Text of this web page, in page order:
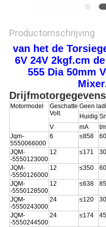
Productomschrijving
van het de
6V 24V 2kgf.cm
555 Dia 50mm
Motormodel
Geschatte
Volt.
Geen
Huidig
V
mA t/
Jqm-
5550066000
6 ≤858
JQM-
-5550123000
12 ≤171
JQM-
-5550126000
12 ≤350
JQM-
-5550128500
12 ≤638
JQM-
-5550243000
24 ≤120
JQM-
-5550244500
24 ≤174